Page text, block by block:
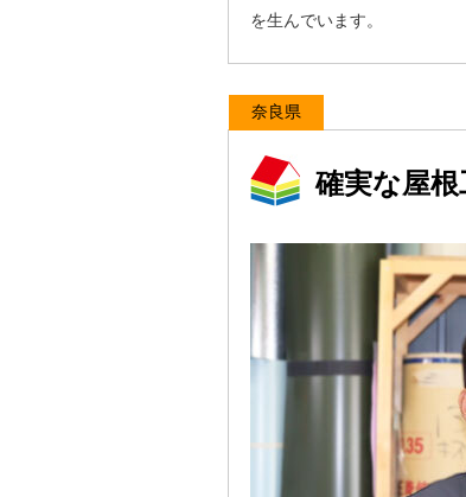
を生んでいます。
奈良県
確実な屋